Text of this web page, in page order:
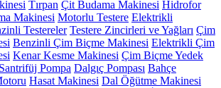
Tırpan Çit Budama Makinesi Hidrofor
Makinesi Motorlu Testere Elektrikli
Testereler Testere Zincirleri ve Yağları Çim
Benzinli Çim Biçme Makinesi Elektrikli Çim
Kenar Kesme Makinesi Çim Biçme Yedek
Santrifüj Pompa Dalgıç Pompası Bahçe
Hasat Makinesi Dal Öğütme Makinesi